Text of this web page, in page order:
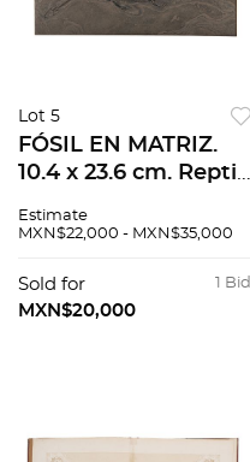
Lot 5
FÓSIL EN MATRIZ.
10.4 x 23.6 cm. Reptil
Keichousaurus hui.
provincia de
Guizhou China
Estimate
MXN$22,000 - MXN$35,000
1 Bid
Sold for
MXN$20,000